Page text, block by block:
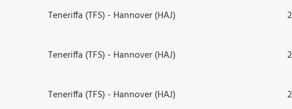
Teneriffa (TFS) - Hannover (HAJ)
Teneriffa (TFS) - Hannover (HAJ)
Teneriffa (TFS) - Hannover (HAJ)